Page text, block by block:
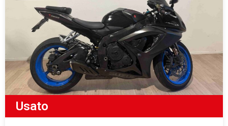
Usato